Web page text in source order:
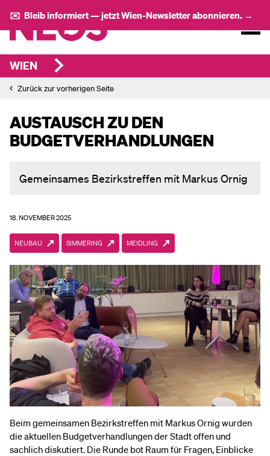
✉️ Bleib informiert — jetzt Wien-Newsletter abonnieren. →
WIEN
Zurück zur vorherigen Seite
AUSTAUSCH ZU DEN
BUDGETVERHANDLUNGEN
Gemeinsames Bezirkstreffen mit Markus Ornig
18. NOVEMBER 2025
NEUBAU SIMMERING MEIDLING
Beim gemeinsamen Bezirkstreffen mit Markus Ornig wurden
die aktuellen Budgetverhandlungen der Stadt offen und
sachlich diskutiert. Die Runde bot Raum für Fragen, Einblicke